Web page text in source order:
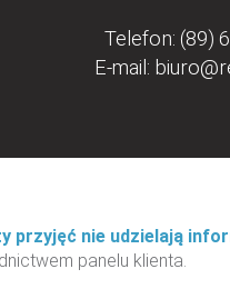
Telefon: (89)
E-mail:
przyjęć nie udzielają
panelu klienta.